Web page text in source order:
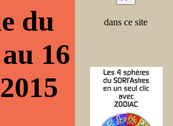
dans ce site
du
16